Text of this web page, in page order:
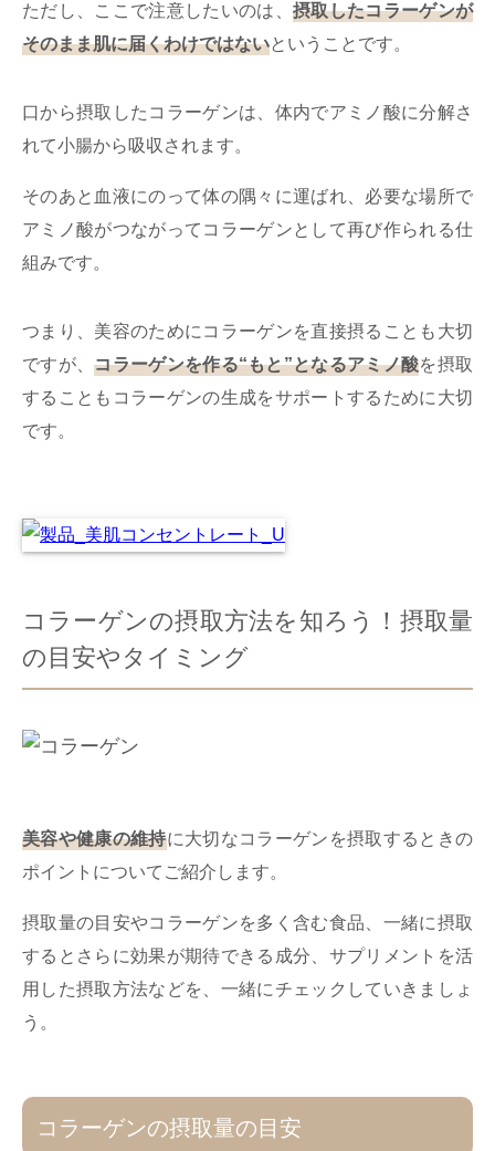
ただし、ここで注意したいのは、 摂取したコラーゲンが
そのまま肌に届くわけではないということです。
口から摂取したコラーゲンは、体内でアミノ酸に分解さ
れて小腸から吸収されます。
そのあと血液にのって体の隅々に運ばれ、必要な場所で
アミノ酸がつながってコラーゲンとして再び作られる仕
組みです。
つまり、美容のためにコラーゲンを直接摂ることも大切
ですが、コラーゲンを作る“もと”となるアミノ酸を摂取
することもコラーゲンの生成をサポートするために大切
です。
コラーゲンの摂取方法を知ろう！摂取量
の目安やタイミング
美容や健康の維持に大切なコラーゲンを摂取するときの
ポイントについてご紹介します。
摂取量の目安やコラーゲンを多く含む食品、一緒に摂取
するとさらに効果が期待できる成分、サプリメントを活
用した摂取方法などを、一緒にチェックしていきましょ
う。
コラーゲンの摂取量の目安